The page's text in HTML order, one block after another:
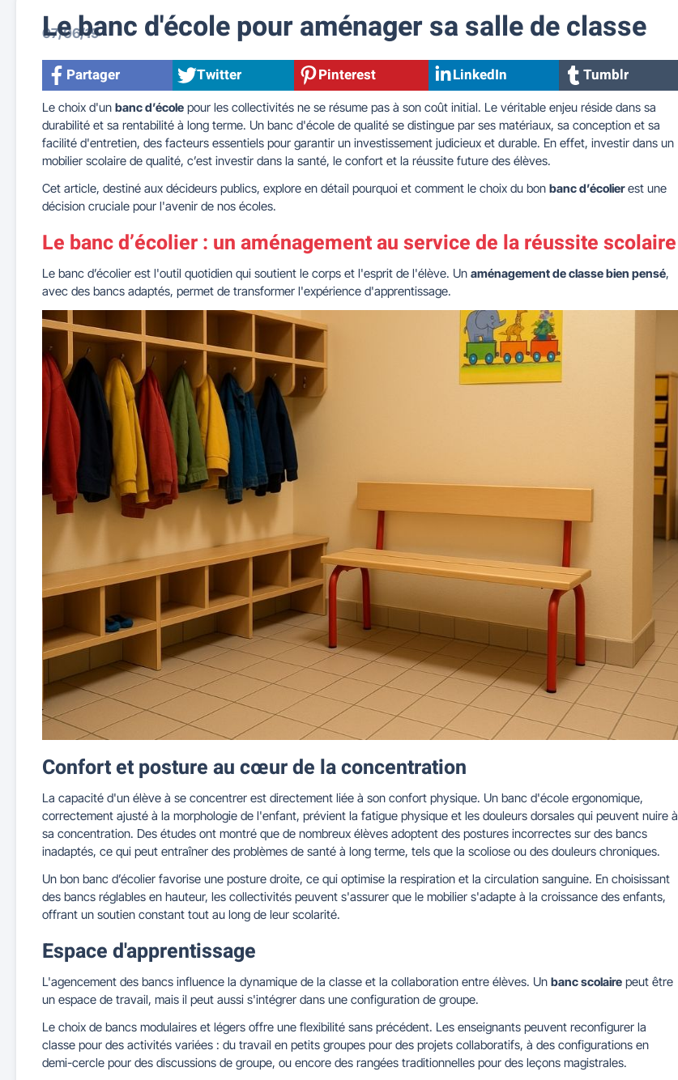
Le banc d'école pour aménager sa salle de classe
07/06/19
Partager Twitter Pinterest LinkedIn Tumblr
Le choix d'un banc d’école pour les collectivités ne se résume pas à son coût initial. Le véritable enjeu réside dans sa
durabilité et sa rentabilité à long terme. Un banc d'école de qualité se distingue par ses matériaux, sa conception et sa
facilité d'entretien, des facteurs essentiels pour garantir un investissement judicieux et durable. En effet, investir dans un
mobilier scolaire de qualité, c’est investir dans la santé, le confort et la réussite future des élèves.
Cet article, destiné aux décideurs publics, explore en détail pourquoi et comment le choix du bon banc d’écolierest une
décision cruciale pour l'avenir de nos écoles.
Le banc d’écolier : un aménagement au service de la réussite scolaire
Le banc d’écolier est l'outil quotidien qui soutient le corps et l'esprit de l'élève. Un aménagement de classe bien pensé,
avec des bancs adaptés, permet de transformer l'expérience d'apprentissage.
Confort et posture au cœur de la concentration
La capacité d'un élève à se concentrer est directement liée à son confort physique. Un banc d'école ergonomique,
correctement ajusté à la morphologie de l'enfant, prévient la fatigue physique et les douleurs dorsales qui peuvent nuire à
sa concentration. Des études ont montré que de nombreux élèves adoptent des postures incorrectes sur des bancs
inadaptés, ce qui peut entraîner des problèmes de santé à long terme, tels que la scoliose ou des douleurs chroniques.
Un bon banc d’écolier favorise une posture droite, ce qui optimise la respiration et la circulation sanguine. En choisissant
des bancs réglables en hauteur, les collectivités peuvent s'assurer que le mobilier s'adapte à la croissance des enfants,
offrant un soutien constant tout au long de leur scolarité.
Espace d'apprentissage
L'agencement des bancs influence la dynamique de la classe et la collaboration entre élèves. Un banc scolaire peut être
un espace de travail, mais il peut aussi s'intégrer dans une configuration de groupe.
Le choix de bancs modulaires et légers offre une flexibilité sans précédent. Les enseignants peuvent reconfigurer la
classe pour des activités variées : du travail en petits groupes pour des projets collaboratifs, à des configurations en
demi-cercle pour des discussions de groupe, ou encore des rangées traditionnelles pour des leçons magistrales.